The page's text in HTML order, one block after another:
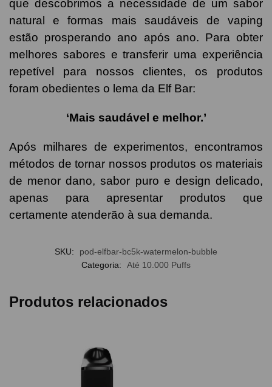
que descobrimos a necessidade de um sabor
natural e formas mais saudáveis de vaping
estão prosperando ano após ano. Para obter
melhores sabores e transferir uma experiência
repetível para nossos clientes, os produtos
foram obedientes o lema da Elf Bar:
‘Mais saudável e melhor.’
Após milhares de experimentos, encontramos
métodos de tornar nossos produtos os materiais
de menor dano, sabor puro e design delicado,
apenas para apresentar produtos que
certamente atenderão à sua demanda.
SKU:
pod-elfbar-bc5k-watermelon-bubble
Categoria:
Até 10.000 Puffs
Produtos relacionados